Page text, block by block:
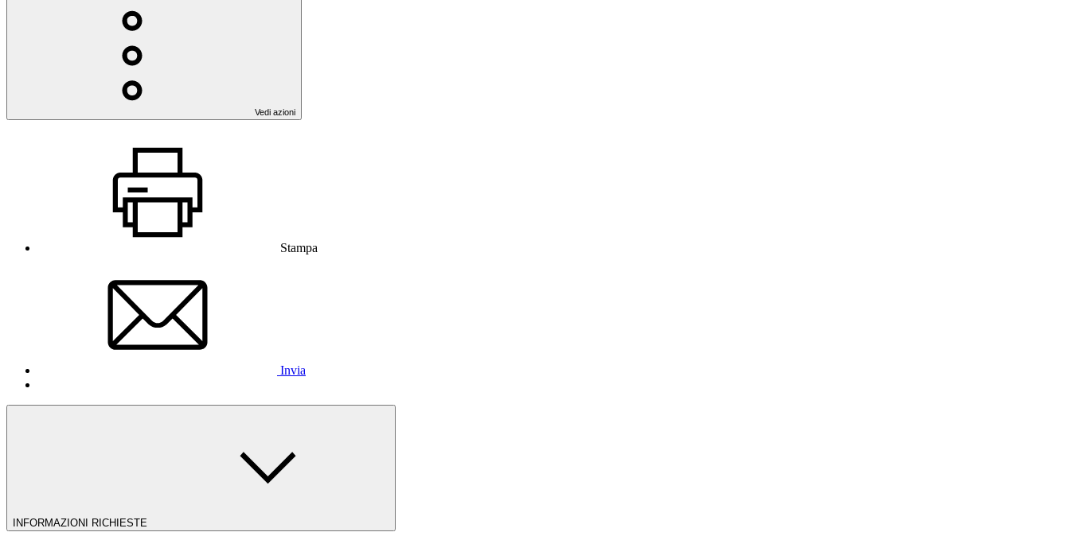
Vedi azioni
Stampa
Invia
INFORMAZIONI RICHIESTE